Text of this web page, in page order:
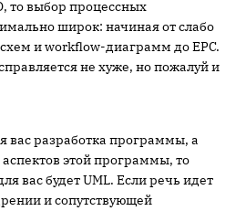
то выбор процессных
широк: начиная от слабо
и workflow-диаграмм до EPC.
не хуже, но пожалуй и
вас разработка программы, а
этой программы, то
вас будет UML. Если речь идет
и сопутствующей